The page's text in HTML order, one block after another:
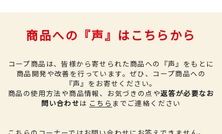
商品への『声』はこちらから
コープ商品は、皆様から寄せられた商品への『声』をもとに
商品開発や改善を行っています。 ぜひ、コープ商品への
『声』をお寄せください。
商品の使用方法や商品情報、お気づきの点や返答が必要なお
問い合わせは こちら までご連絡ください